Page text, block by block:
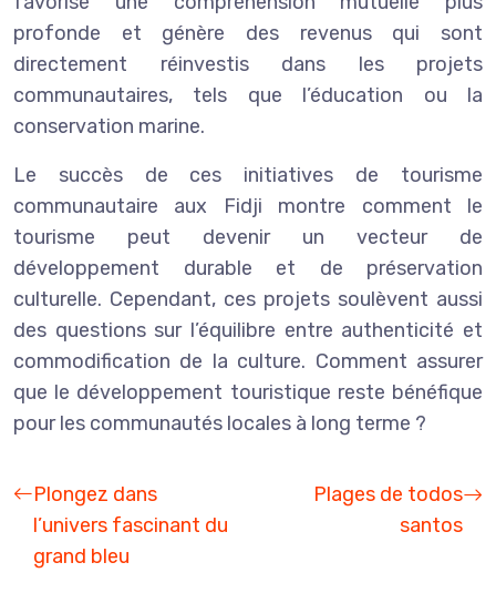
profonde et génère des revenus qui sont
directement réinvestis dans les projets
communautaires, tels que l’éducation ou la
conservation marine.
Le succès de ces initiatives de tourisme
communautaire aux Fidji montre comment le
tourisme peut devenir un vecteur de
développement durable et de préservation
culturelle. Cependant, ces projets soulèvent aussi
des questions sur l’équilibre entre authenticité et
commodification de la culture. Comment assurer
que le développement touristique reste bénéfique
pour les communautés locales à long terme ?
Plongez dans
l’univers fascinant du
grand bleu
Plages de todos
santos